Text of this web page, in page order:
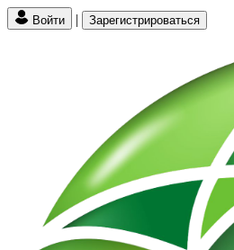
Войти | Зарегистрироваться